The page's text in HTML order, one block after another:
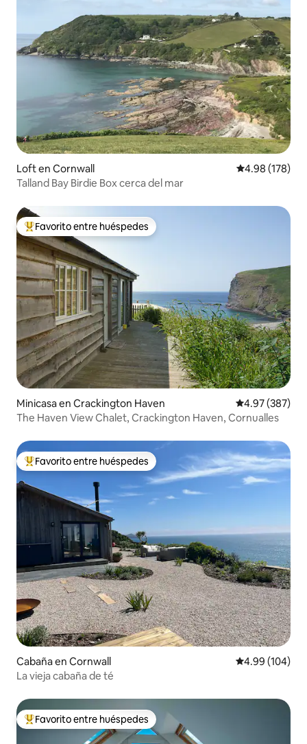
Loft en Cornwall Calificación
4.98 (178)
Talland Bay Birdie Box cerca del mar
Favorito entre huéspedes preferido
Favorito entre huéspedes
Minicasa en Crackington Haven Calificación
4.97 (387)
The Haven View Chalet, Crackington Haven, Cornualles
Favorito entre huéspedes preferido
Favorito entre huéspedes
Cabaña en Cornwall Calificación
4.99 (104)
La vieja cabaña de té
Favorito entre huéspedes preferido
Favorito entre huéspedes